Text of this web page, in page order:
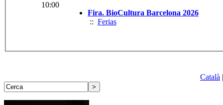
10:00
Fira. BioCultura Barcelona 2026
:: Ferias
Català